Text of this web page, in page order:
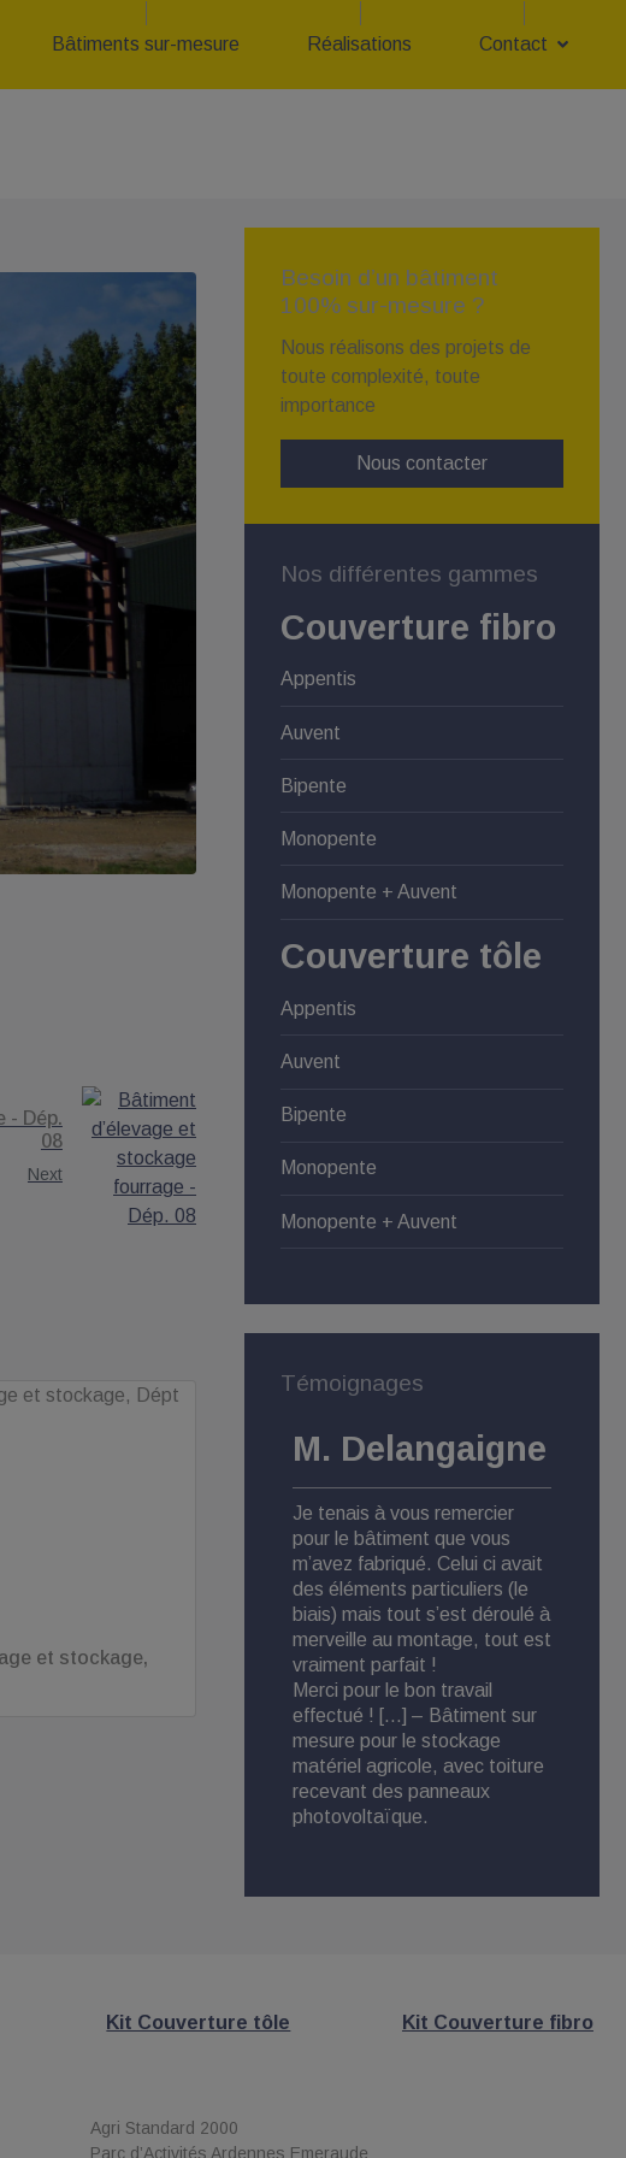
Bâtiments sur-mesure Réalisations Contact
- Dép.
08
Next
et stockage,
Besoin d’un bâtiment
100% sur-mesure ?
Nous réalisons des projets de
toute complexité, toute
importance
Nous contacter
Nos différentes gammes
Couverture fibro
Appentis
Auvent
Bipente
Monopente
Monopente + Auvent
Couverture tôle
Appentis
Auvent
Bipente
Monopente
Monopente + Auvent
Témoignages
M. Delangaigne
Je tenais à vous remercier
pour le bâtiment que vous
m’avez fabriqué. Celui ci avait
des éléments particuliers (le
biais) mais tout s’est déroulé à
merveille au montage, tout est
vraiment parfait !
Merci pour le bon travail
effectué ! […] – Bâtiment sur
mesure pour le stockage
matériel agricole, avec toiture
recevant des panneaux
photovoltaïque.
Kit Couverture tôle Kit Couverture fibro
Agri Standard 2000
Parc d’Activités Ardennes Emeraude